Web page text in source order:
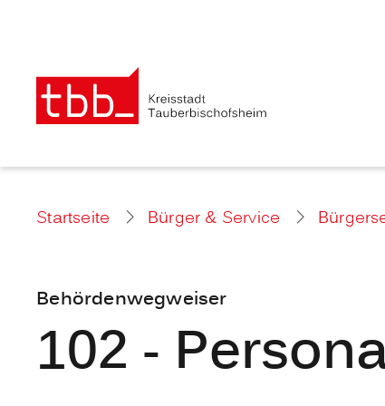
Startseite Bürger & Service
Behördenwegweiser
102 -